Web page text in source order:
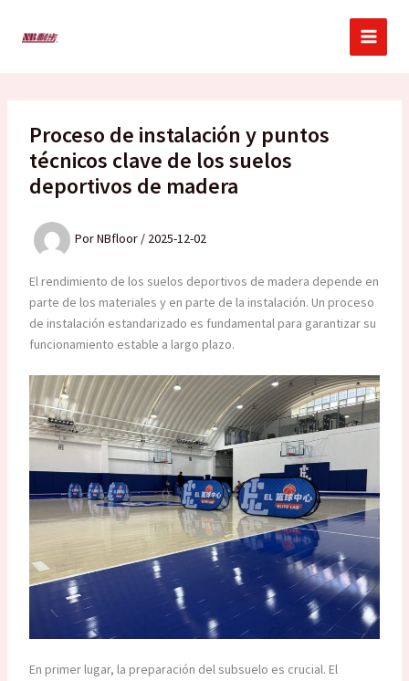
Proceso de instalación y puntos
técnicos clave de los suelos
deportivos de madera
PorNBfloor / 2025-12-02
El rendimiento de los suelos deportivos de madera depende en
parte de los materiales y en parte de la instalación. Un proceso
de instalación estandarizado es fundamental para garantizar su
funcionamiento estable a largo plazo.
En primer lugar, la preparación del subsuelo es crucial. El